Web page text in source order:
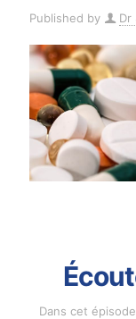
Published by Dr
Dans cet